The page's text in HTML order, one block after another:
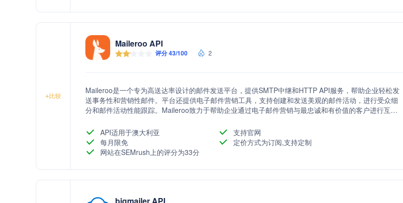
+比较
Maileroo API
评分 43/100 2
Maileroo是一个专为高送达率设计的邮件发送平台，提供SMTP中继和HTTP API服务，帮助企业轻松发
送事务性和营销性邮件。平台还提供电子邮件营销工具，支持创建和发送美观的邮件活动，进行受众细
分和邮件活动性能跟踪。Maileroo致力于帮助企业通过电子邮件营销与最忠诚和有价值的客户进行互
API适用于澳大利亚
支持官网
每月限免
定价方式为订阅,支持定制
网站在SEMrush上的评分为33分
bigmailer API